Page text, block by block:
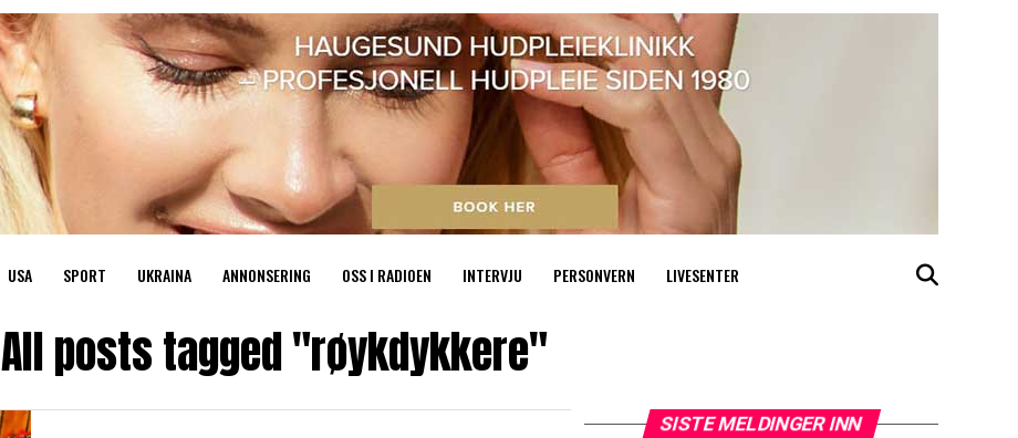
USA SPORT UKRAINA ANNONSERING OSS I RADIOEN INTERVJU PERSONVERN LIVESENTER
All posts tagged "røykdykkere"
SISTE MELDINGER INN